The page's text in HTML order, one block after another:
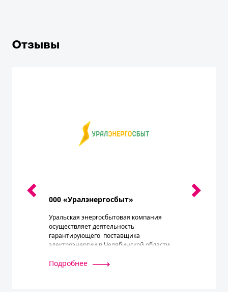
Отзывы
000 «Уралэнергосбыт»
Уральская энергосбытовая компания
осуществляет деятельность
гарантирующего поставщика
электроэнергии в Челябинской области.
Подробнее